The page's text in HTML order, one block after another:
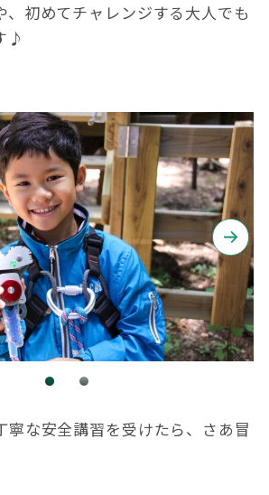
、初めてチャレンジする大人でも
♪
寧な安全講習を受けたら、さあ冒